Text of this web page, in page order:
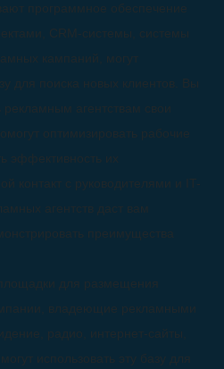
программное обеспечение
CRM-системы, системы
кампаний, могут
для поиска новых клиентов. Вы
рекламным агентствам свои
оптимизировать рабочие
эффективность их
контакт с руководителями и IT-
агентств даст вам
преимущества
для размещения
владеющие рекламными
радио, интернет-сайты,
использовать эту базу для